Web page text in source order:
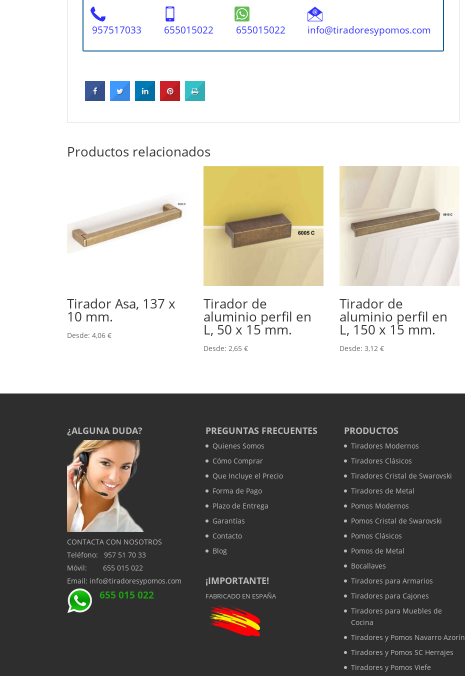
957517033 655015022 655015022 info@tiradoresypomos.com
Productos relacionados
Tirador Asa, 137 x
10 mm.
Desde:4,06€
Tirador de
aluminio perfil en
L, 50 x 15 mm.
Desde: 2,65 €
Tirador de
aluminio perfil en
L, 150 x 15 mm.
Desde: 3,12 €
¿ALGUNA DUDA?
CONTACTA CON NOSOTROS
Teléfono: 957 51 70 33
Móvil: 655 015 022
Email: info@tiradoresypomos.com
655 015 022
PREGUNTAS FRECUENTES
Quienes Somos
Cómo Comprar
Que Incluye el Precio
Forma de Pago
Plazo de Entrega
Garantías
Contacto
Blog
¡IMPORTANTE!
FABRICADO EN ESPAÑA
PRODUCTOS
Tiradores Modernos
Tiradores Clásicos
Tiradores Cristal de Swarovski
Tiradores de Metal
Pomos Modernos
Pomos Cristal de Swarovski
Pomos Clásicos
Pomos de Metal
Bocallaves
Tiradores para Armarios
Tiradores para Cajones
Tiradores para Muebles de
Cocina
Tiradores y Pomos Navarro Azorín
Tiradores y Pomos SC Herrajes
Tiradores y Pomos Viefe